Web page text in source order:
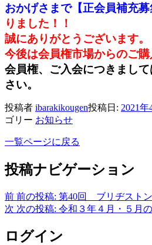
おかげさまで【正会員補充
りました！！
誠にありがとうございます。
今後は会員権市場からのご購
会員権、ご入会につきまして
さい。
投稿者 ibarakikougen投稿日: 2021年
ゴリー お知らせ
一覧ページに戻る
投稿ナビゲーション
前 前の投稿: 第40回 ブリヂスト
次 次の投稿: 令和３年４月・５月
ログイン